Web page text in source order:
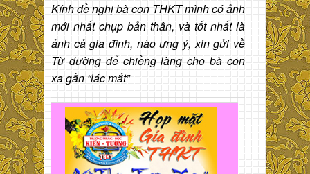
Kính đề nghị bà con THKT mình có ảnh
mới nhất chụp bản thân, và tốt nhất là
ảnh cả gia đình, nào ưng ý, xin gửi về
Từ đường để chiềng làng cho bà con
xa gần “lác mắt”